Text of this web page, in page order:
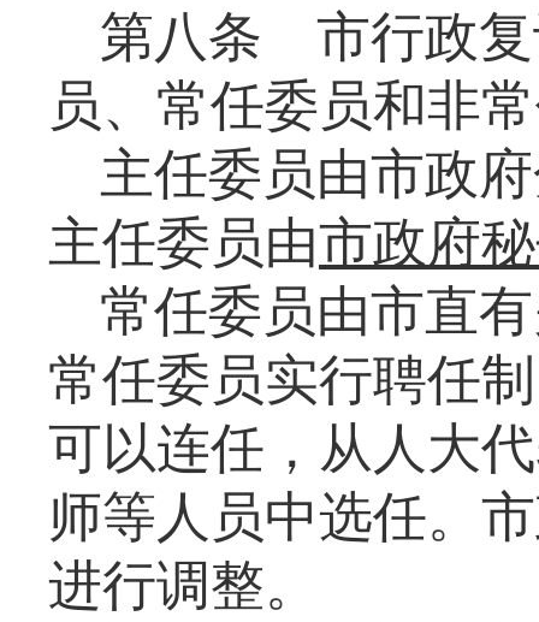
第八条 市行政复
员、常任委员和非
主任委员由市政
主任委员由市政府
常任委员由市直
常任委员实行聘任
可以连任，从人大
师等人员中选任。
进行调整。